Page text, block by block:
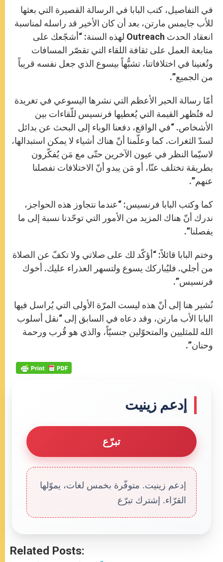
في التفاصيل، كتب البابا في الرسالة القصيرة التي بعثها
للأب جايمس مارتن، بعد أن كان الأخير قد راسله لمناسبة
انعقاد الحدث Outreach لهذه السنة: “أشجّعك على
متابعة العمل على ثقافة اللقاء التي تقصّر المسافات
وتُغنينا في اختلافاتنا، تشبُّهاً بيسوع الذي جعل نفسه قريباً
من الجميع”.
أمّا رسالة الحبر الأعظم التي نشرها اليسوعي في تغريدة
له فتُظهر القيمة التي يُعطيها فرنسيس للّقاءات بين
الأشخاص. “في الواقع، دفعنا الوباء إلى البحث عن بدائل
لسدّ الثغرات. كما وعلّمنا أنّ هناك أشياء لا يمكن استبدالها،
لاسيّما النظر في عيون الآخرين حتّى مع مَن يُفكّرون
بطريقة تختلف عنّا، أو مَن يبدو أنّ الاختلافات تفصلنا
عنهم”.
كما وكتب البابا فرنسيس: “عندما نتجاوز هذه الحواجز،
ندرك أنّ هناك المزيد من الأمور التي توحّدنا نسبة إلى ما
يفصلنا”.
وختم البابا قائلاً: “أؤكّد لك على صلاتي ولا تكفّ عن الصلاة
من أجلي. فليُباركك يسوع ولتسهر العذراء عليك. أخوك
فرنسيس”.
نُشير هنا إلى أنّ هذه ليست المرّة الأولى التي يُراسل فيها
البابا الأب مارتن، وقد دعاه في السابق إلى “نقل أسلوب
الله للمثليين والمتحوّلين جنسيّاً، والذي هو قُرب ورحمة
وحنان”.
إدعم زينيت
تبرّع
إدعم زينيت. متوفّرة بخمس لغات، يموّلها
القرّاء. إشترك تبرّع
Related Posts: